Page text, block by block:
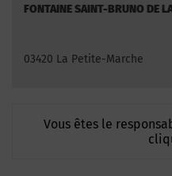
FONTAINE SAINT-BRUNO DE
03420 La Petite-Marche
Vous êtes le